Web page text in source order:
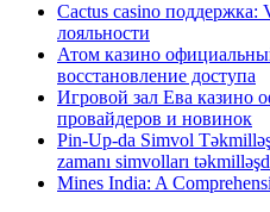
Cactus casino поддержка:
лояльности
Атом казино
восстановление доступа
Игровой зал Ева казино
провайдеров и новинок
Pin-Up-da Simvol
zamanı simvolları
Mines India: A